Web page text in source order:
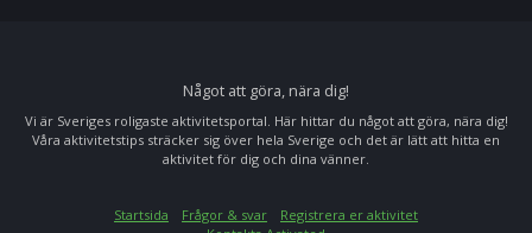
Något att göra, nära dig!
Vi är Sveriges roligaste aktivitetsportal. Här hittar du något att göra, nära dig!
Våra aktivitetstips sträcker sig över hela Sverige och det är lätt att hitta en
aktivitet för dig och dina vänner.
Startsida Frågor & svar
Registrera er aktivitet